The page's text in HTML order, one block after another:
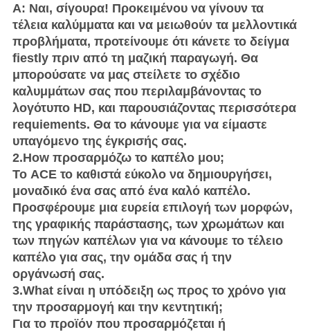
Α: Ναι, σίγουρα! Προκειμένου να γίνουν τα
τέλεια καλύμματα και να μειωθούν τα μελλοντικά
προβλήματα, προτείνουμε ότι κάνετε το δείγμα
fiestly πριν από τη μαζική παραγωγή. Θα
μπορούσατε να μας στείλετε το σχέδιο
καλυμμάτων σας που περιλαμβάνοντας το
λογότυπο HD, και παρουσιάζοντας περισσότερα
requiements. Θα το κάνουμε για να είμαστε
υπαγόμενο της έγκρισής σας.
2.How προσαρμόζω το καπέλο μου;
Το ACE το καθιστά εύκολο να δημιουργήσει,
μοναδικό ένα σας από ένα καλό καπέλο.
Προσφέρουμε μια ευρεία επιλογή των μορφών,
της γραφικής παράστασης, των χρωμάτων και
των πηγών καπέλων για να κάνουμε το τέλειο
καπέλο για σας, την ομάδα σας ή την
οργάνωσή σας.
3.What είναι η υπόδειξη ως προς το χρόνο για
την προσαρμογή και την κεντητική;
Για το προϊόν που προσαρμόζεται ή